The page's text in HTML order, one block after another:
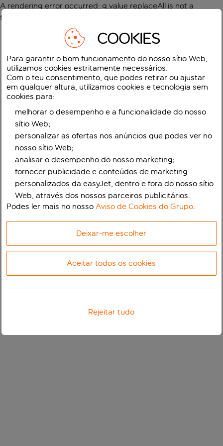
A rendering error occurred: g.value.replaceAll is not a
function
COOKIES
Para garantir o bom funcionamento do nosso sítio Web,
utilizamos cookies estritamente necessários.
Com o teu consentimento, que podes retirar ou ajustar
em qualquer altura, utilizamos cookies e tecnologia sem
cookies para:
melhorar o desempenho e a funcionalidade do nosso
sítio Web;
personalizar as ofertas nos anúncios que podes ver no
nosso sítio Web;
analisar o desempenho do nosso marketing;
fornecer publicidade e conteúdos de marketing
personalizados da easyJet, dentro e fora do nosso sítio
Web, através dos nossos parceiros publicitários.
Podes ler mais no nossoAviso de Cookies do Grupo.
Deixar-me escolher
Aceitar todos os cookies
Rejeitar tudo